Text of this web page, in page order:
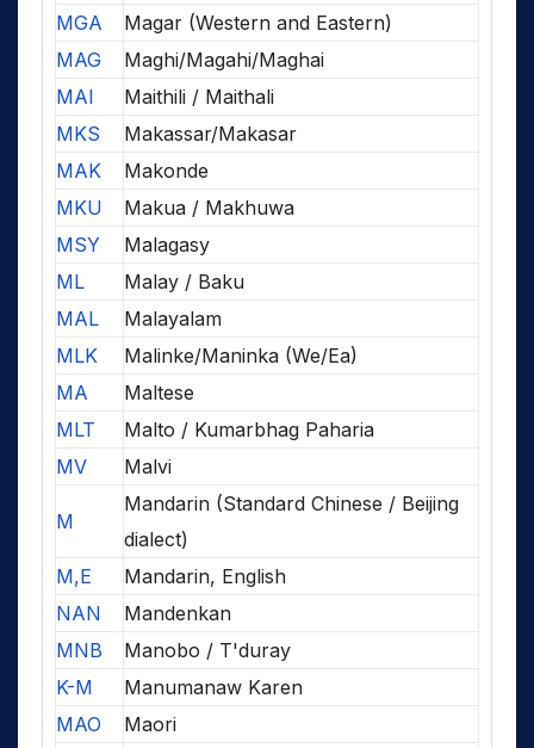
MGA
Magar (Western and Eastern)
MAG
Maghi/Magahi/Maghai
MAI
Maithili / Maithali
MKS
Makassar/Makasar
MAK
Makonde
MKU
Makua / Makhuwa
MSY
Malagasy
ML
Malay / Baku
MAL
Malayalam
MLK
Malinke/Maninka (We/Ea)
MA
Maltese
MLT
Malto / Kumarbhag Paharia
MV
Malvi
M
Mandarin (Standard Chinese / Beijing
dialect)
M,E
Mandarin, English
NAN
Mandenkan
MNB
Manobo / T'duray
K-M
Manumanaw Karen
MAO
Maori